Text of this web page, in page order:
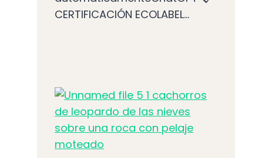
CERTIFICACIÓN ECOLABEL...